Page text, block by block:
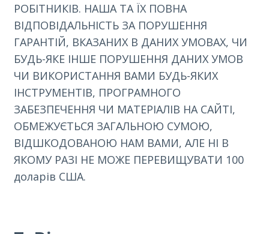
РОБІТНИКІВ. НАША ТА ЇХ ПОВНА
ВІДПОВІДАЛЬНІСТЬ ЗА ПОРУШЕННЯ
ГАРАНТІЙ, ВКАЗАНИХ В ДАНИХ УМОВАХ, ЧИ
БУДЬ-ЯКЕ ІНШЕ ПОРУШЕННЯ ДАНИХ УМОВ
ЧИ ВИКОРИСТАННЯ ВАМИ БУДЬ-ЯКИХ
ІНСТРУМЕНТІВ, ПРОГРАМНОГО
ЗАБЕЗПЕЧЕННЯ ЧИ МАТЕРІАЛІВ НА САЙТІ,
ОБМЕЖУЄТЬСЯ ЗАГАЛЬНОЮ СУМОЮ,
ВІДШКОДОВАНОЮ НАМ ВАМИ, АЛЕ НІ В
ЯКОМУ РАЗІ НЕ МОЖЕ ПЕРЕВИЩУВАТИ 100
доларів США.